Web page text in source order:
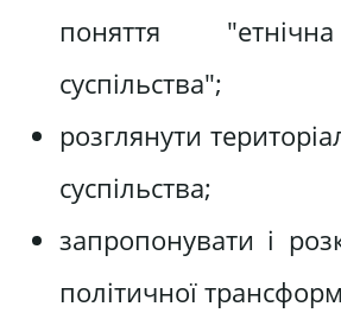
поняття
суспільства";
розглянути
суспільства;
запропонувати і
політичної